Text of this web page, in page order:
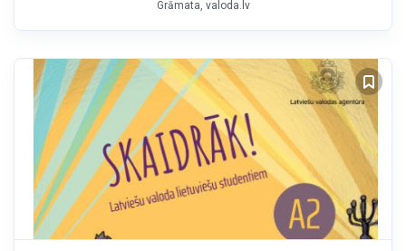
Grāmata valoda.lv